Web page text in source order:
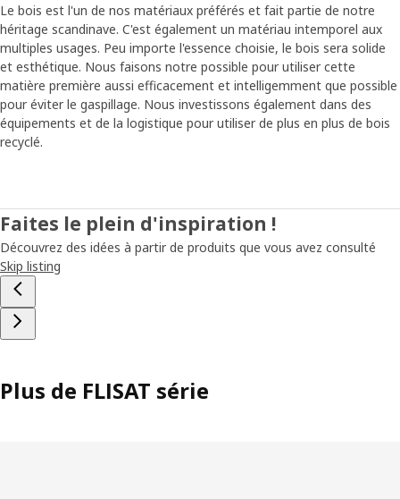
Le bois est l'un de nos matériaux préférés et fait partie de notre
héritage scandinave. C'est également un matériau intemporel aux
multiples usages. Peu importe l'essence choisie, le bois sera solide
et esthétique. Nous faisons notre possible pour utiliser cette
matière première aussi efficacement et intelligemment que possible
pour éviter le gaspillage. Nous investissons également dans des
équipements et de la logistique pour utiliser de plus en plus de bois
recyclé.
Faites le plein d'inspiration !
Découvrez des idées à partir de produits que vous avez consulté
Skip listing
Plus de FLISAT série